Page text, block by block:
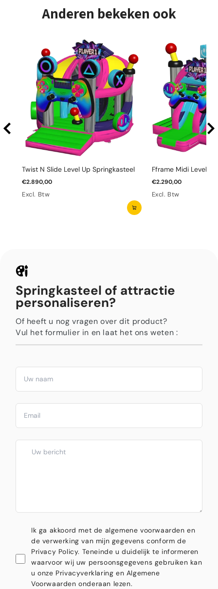
Anderen bekeken ook
Twist N Slide Level Up Springkasteel
€2.890,00
Excl. Btw
Fframe Midi Level
€2.290,00
Excl. Btw
Springkasteel of attractie
personaliseren?
Of heeft u nog vragen over dit product?
Vul het formulier in en laat het ons weten :
Ik ga akkoord met de algemene voorwaarden en
de verwerking van mijn gegevens conform de
Privacy Policy. Teneinde u duidelijk te informeren
waarvoor wij uw persoonsgegevens gebruiken kan
u onze Privacyverklaring en Algemene
Voorwaarden onderaan lezen.